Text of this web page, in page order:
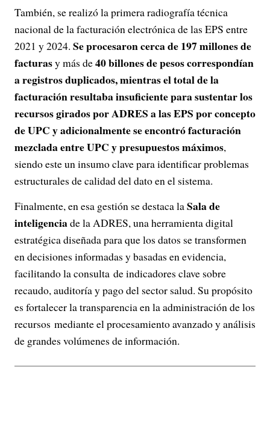
También, se realizó la primera radiografía técnica
nacional de la facturación electrónica de las EPS entre
2021 y 2024. Se procesaron cerca de 197 millones de
facturasy más de40 billones de pesos correspondían
a registros duplicados, mientras el total de la
facturación resultaba insuficiente para sustentar los
recursos girados por ADRES a las EPS por concepto
de UPC y adicionalmente se encontró facturación
mezclada entre UPC y presupuestos máximos,
siendo este un insumo clave para identificar problemas
estructurales de calidad del dato en el sistema.
Finalmente, en esa gestión se destaca laSala de
inteligenciade la ADRES, una herramienta digital
estratégica diseñada para que los datos se transformen
en decisiones informadas y basadas en evidencia,
facilitando la consulta de indicadores clave sobre
recaudo, auditoría y pago del sector salud. Su propósito
es fortalecer la transparencia en la administración de los
recursos mediante el procesamiento avanzado y análisis
de grandes volúmenes de información.